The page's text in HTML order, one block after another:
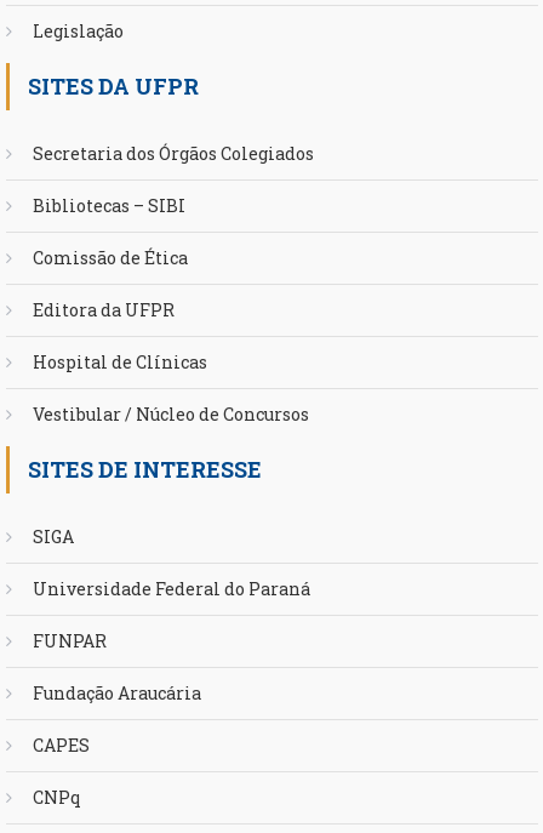
Legislação
SITES DA UFPR
Secretaria dos Órgãos Colegiados
Bibliotecas – SIBI
Comissão de Ética
Editora da UFPR
Hospital de Clínicas
Vestibular / Núcleo de Concursos
SITES DE INTERESSE
SIGA
Universidade Federal do Paraná
FUNPAR
Fundação Araucária
CAPES
CNPq